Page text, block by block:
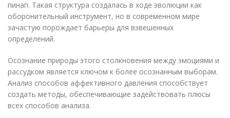
пинап. Такая структура создалась в ходе эволюции как
оборонительный инструмент, но в современном мире
зачастую порождает барьеры для взвешенных
определений.
Осознание природы этого столкновения между эмоциями и
рассудком является ключом к более осознанным выборам.
Анализ способов аффективного давления способствует
создать методы, обеспечивающие задействовать плюсы
всех способов анализа.